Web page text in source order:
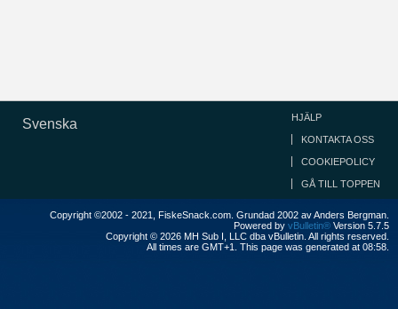
Svenska HJÄLP
KONTAKTA OSS
COOKIEPOLICY
GÅ TILL TOPPEN
Copyright ©2002 - 2021, FiskeSnack.com. Grundad 2002 av Anders Bergman.
Powered by vBulletin® Version 5.7.5
Copyright © 2026 MH Sub I, LLC dba vBulletin. All rights reserved.
All times are GMT+1. This page was generated at 08:58.